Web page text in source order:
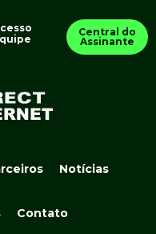
Central do
Assinante
Notícias
Contato